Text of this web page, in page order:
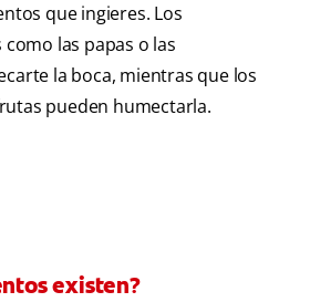
que ingieres. Los
las papas o las
la boca, mientras que los
pueden humectarla.
existen?